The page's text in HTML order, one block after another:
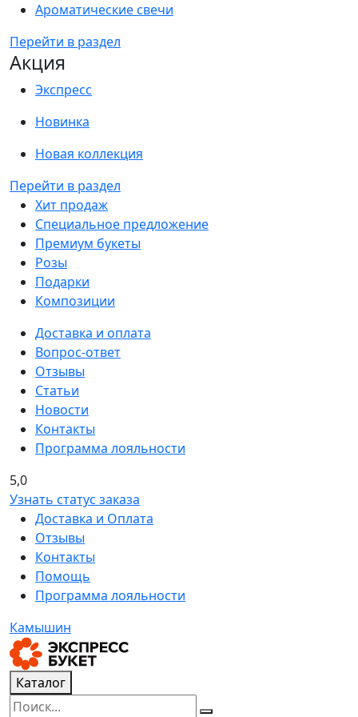
Ароматические свечи
Перейти в раздел
Акция
Экспресс
Новинка
Новая коллекция
Перейти в раздел
Хит продаж
Специальное предложение
Премиум букеты
Розы
Подарки
Композиции
Доставка и оплата
Вопрос-ответ
Отзывы
Статьи
Новости
Контакты
Программа лояльности
5,0
Узнать статус заказа
Доставка и Оплата
Отзывы
Контакты
Помощь
Программа лояльности
Камышин
Каталог